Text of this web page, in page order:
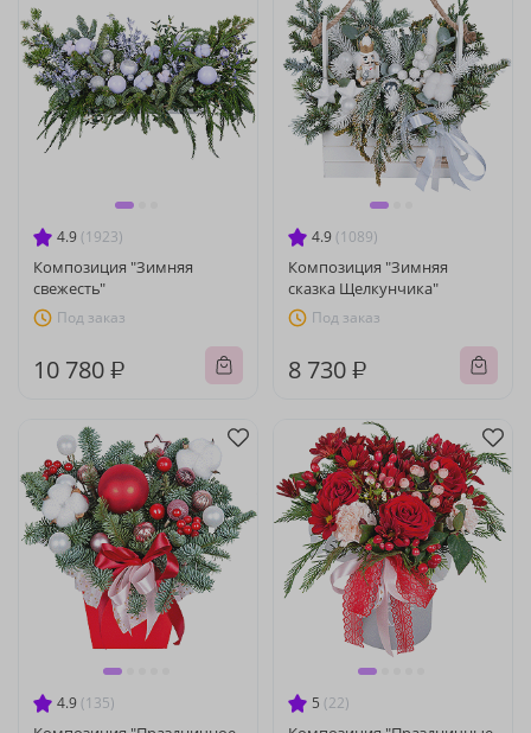
4.9 (1923)
Композиция "Зимняя
свежесть"
Под заказ
10 780 ₽
4.9 (1089)
Композиция "Зимняя
сказка Щелкунчика"
Под заказ
8 730 ₽
4.9 (135) 5 (22)